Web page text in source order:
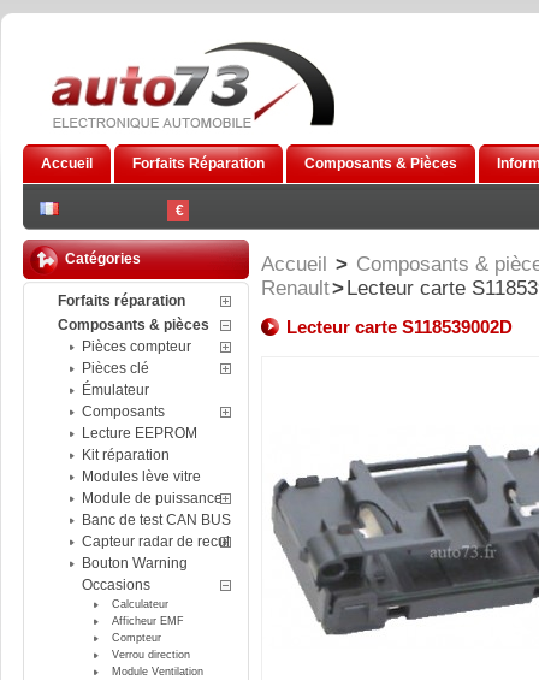
€
Accueil Forfaits Réparation Composants & Pièces
Catégories
Forfaits réparation
Composants & pièces
Pièces compteur
Pièces clé
Émulateur
Composants
Lecture EEPROM
Kit réparation
Modules lève vitre
Module de puissance
Banc de test CAN BUS
Capteur radar de recul
Bouton Warning
Occasions
Calculateur
Afficheur EMF
Compteur
Verrou direction
Module Ventilation
Accueil > Composants &
Renault>Lecteur carte
Lecteur carte S118539002D